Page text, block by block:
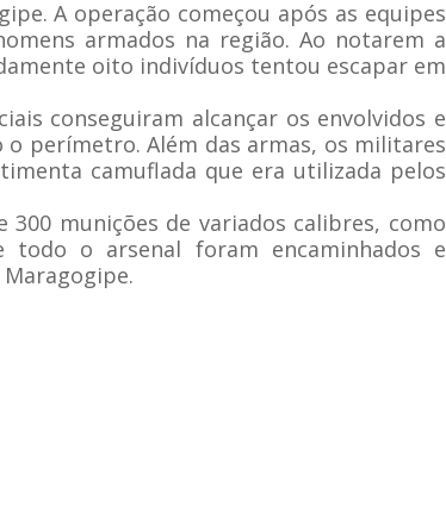
A operação começou após as equipes
armados na região. Ao notarem a
oito indivíduos tentou escapar em
conseguiram alcançar os envolvidos e
perímetro. Além das armas, os militares
camuflada que era utilizada pelos
munições de variados calibres, como
o arsenal foram encaminhados e